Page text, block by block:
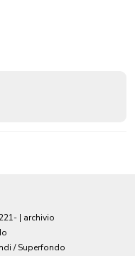
| archivio
/ Superfondo